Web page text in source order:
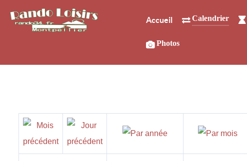
Accueil Calendrier
Photos